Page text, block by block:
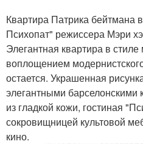
Квартира Патрика бейтмана
Психопат" режиссера Мэри
Элегантная квартира в
воплощением
остается. Украшенная
элегантными барселонскими
из гладкой кожи, гостиная
сокровищницей культовой
кино.